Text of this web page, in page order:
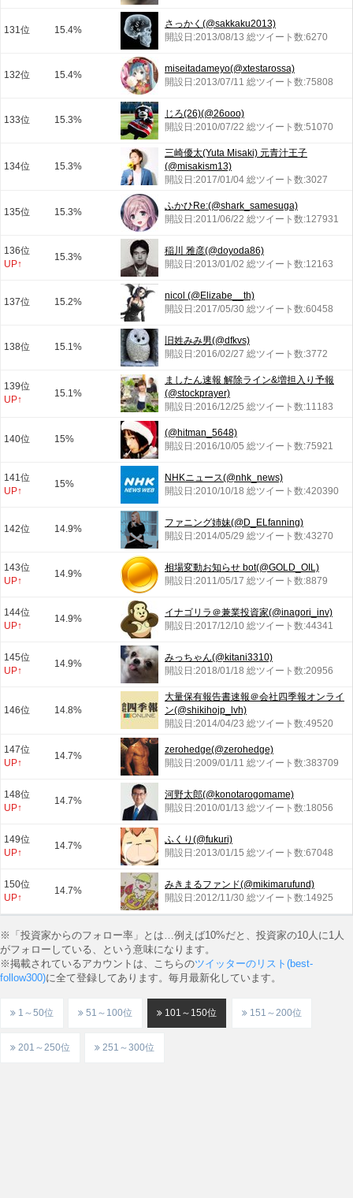
131位 15.4%
さっかく(@sakkaku2013)
開設日:2013/08/13 総ツイート数:6270
132位 15.4%
miseitadameyo(@xtestarossa)
開設日:2013/07/11 総ツイート数:75808
133位 15.3%
じろ(26)(@26ooo)
開設日:2010/07/22 総ツイート数:51070
134位 15.3%
三崎優太(Yuta Misaki) 元青汁王子
(@misakism13)
開設日:2017/01/04 総ツイート数:3027
135位 15.3%
ふかひRe:(@shark_samesuga)
開設日:2011/06/22 総ツイート数:127931
136位
UP↑
15.3%
稲川 雅彦(@doyoda86)
開設日:2013/01/02 総ツイート数:12163
137位 15.2%
nicol (@Elizabe__th)
開設日:2017/05/30 総ツイート数:60458
138位 15.1%
旧姓みみ男(@dfkvs)
開設日:2016/02/27 総ツイート数:3772
139位
UP↑
15.1%
ましたん速報 解除ライン&増担入り予報
(@stockprayer)
開設日:2016/12/25 総ツイート数:11183
140位 15%
(@hitman_5648)
開設日:2016/10/05 総ツイート数:75921
141位
UP↑
15%
NHKニュース(@nhk_news)
開設日:2010/10/18 総ツイート数:420390
142位 14.9%
ファニング姉妹(@D_ELfanning)
開設日:2014/05/29 総ツイート数:43270
143位
UP↑
14.9%
相場変動お知らせ bot(@GOLD_OIL)
開設日:2011/05/17 総ツイート数:8879
144位
UP↑
14.9%
イナゴリラ＠兼業投資家(@inagori_inv)
開設日:2017/12/10 総ツイート数:44341
145位
UP↑
14.9%
みっちゃん(@kitani3310)
開設日:2018/01/18 総ツイート数:20956
146位 14.8%
大量保有報告書速報＠会社四季報オンライ
ン(@shikihojp_lvh)
開設日:2014/04/23 総ツイート数:49520
147位
UP↑
14.7%
zerohedge(@zerohedge)
開設日:2009/01/11 総ツイート数:383709
148位
UP↑
14.7%
河野太郎(@konotarogomame)
開設日:2010/01/13 総ツイート数:18056
149位
UP↑
14.7%
ふくり(@fukuri)
開設日:2013/01/15 総ツイート数:67048
150位
UP↑
14.7%
みきまるファンド(@mikimarufund)
開設日:2012/11/30 総ツイート数:14925
※「投資家からのフォロー率」とは…例えば10%だと、投資家の10人に1人
がフォローしている、という意味になります。
※掲載されているアカウントは、こちらのツイッターのリスト(best-
follow300)に全て登録してあります。毎月最新化しています。
1～50位 51～100位 101～150位 151～200位
201～250位 251～300位